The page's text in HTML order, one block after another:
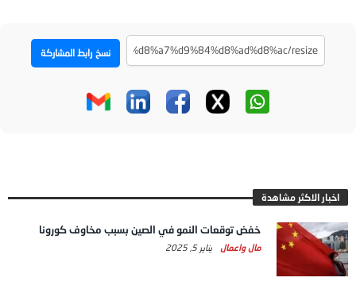
نسخ رابط المشاركة
اخبار الاكثر مشاهدة
خفض توقعات النمو في الصين بسبب مخاوف كورونا
مال واعمال يناير 5, 2025